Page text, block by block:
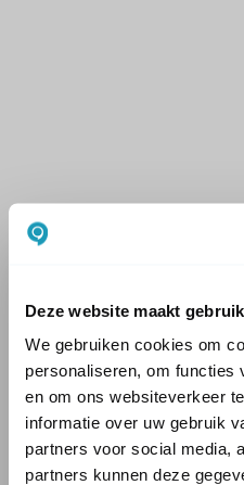
Deze website maakt
We gebruiken cookies om
personaliseren, om functies
en om ons websiteverkeer
informatie over uw gebruik
partners voor social media,
partners kunnen deze